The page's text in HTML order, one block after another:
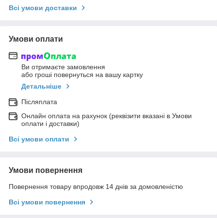
Всі умови доставки
Умови оплати
Ви отримаєте замовлення
або гроші повернуться на вашу картку
Детальніше
Післяплата
Онлайн оплата на рахунок (реквізити вказані в Умови
оплати і доставки)
Всі умови оплати
Умови повернення
Повернення товару впродовж 14 днів за домовленістю
Всі умови повернення